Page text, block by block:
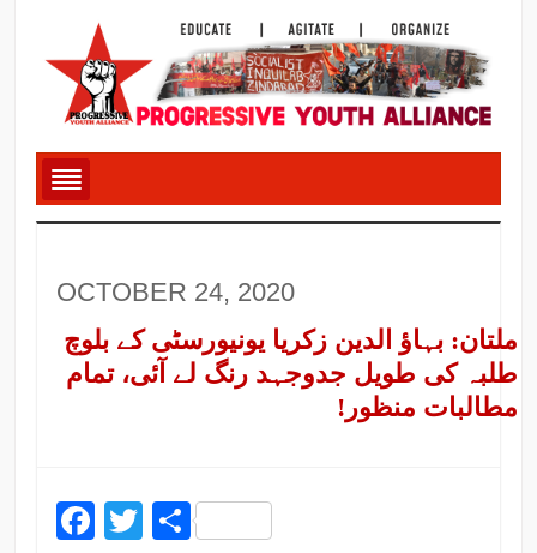
OCTOBER 24, 2020
ملتان: بہاؤ الدین زکریا یونیورسٹی کے بلوچ
طلبہ کی طویل جدوجہد رنگ لے آئی، تمام
مطالبات منظور!
Facebook
Twitter
Share